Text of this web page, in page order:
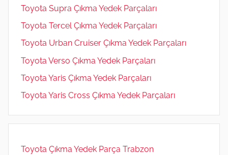
Toyota Supra Çıkma Yedek Parçaları
Toyota Tercel Çıkma Yedek Parçaları
Toyota Urban Cruiser Çıkma Yedek Parçaları
Toyota Verso Çıkma Yedek Parçaları
Toyota Yaris Çıkma Yedek Parçaları
Toyota Yaris Cross Çıkma Yedek Parçaları
Toyota Çıkma Yedek Parça Trabzon